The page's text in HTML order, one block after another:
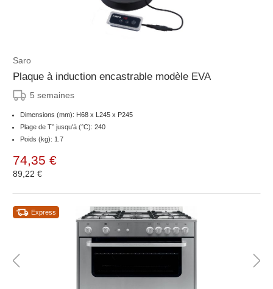
Saro
Plaque à induction encastrable modèle EVA
5 semaines
Dimensions (mm): H68 x L245 x P245
Plage de T° jusqu'à (°C): 240
Poids (kg): 1.7
74,35 €
89,22 €
Express